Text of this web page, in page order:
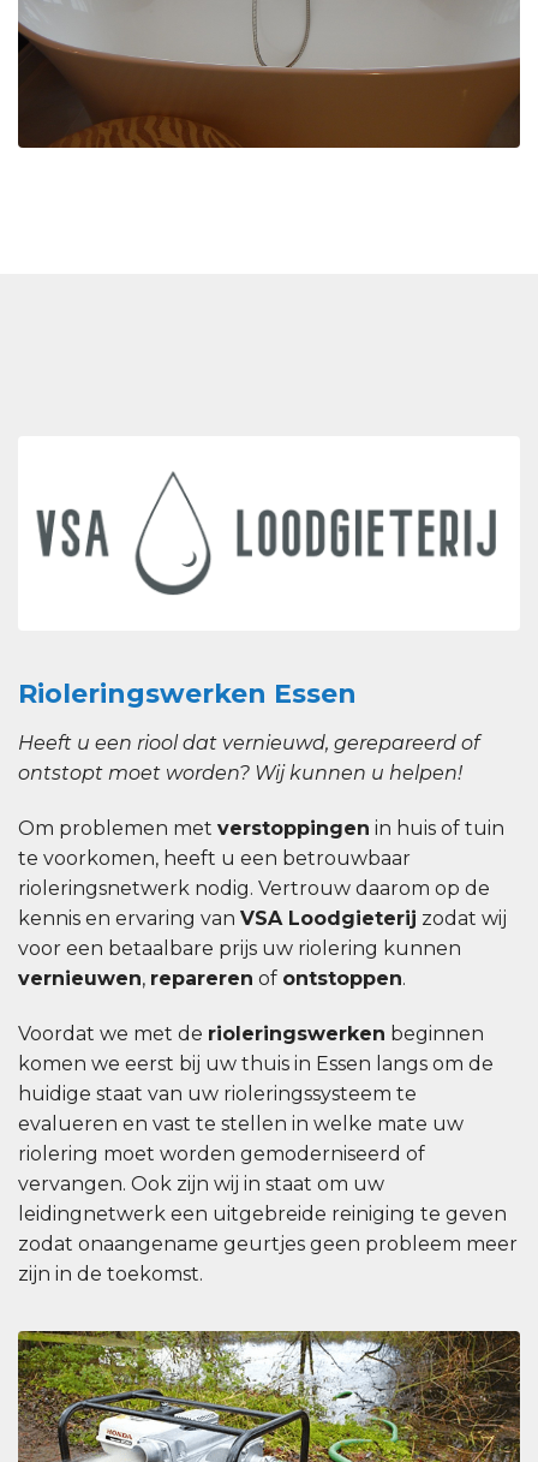
Rioleringswerken Essen
Heeft u een riool dat vernieuwd, gerepareerd of
ontstopt moet worden? Wij kunnen u helpen!
Om problemen met verstoppingen in huis of tuin
te voorkomen, heeft u een betrouwbaar
rioleringsnetwerk nodig. Vertrouw daarom op de
kennis en ervaring van VSA Loodgieterij zodat wij
voor een betaalbare prijs uw riolering kunnen
vernieuwen, repareren of ontstoppen.
Voordat we met de rioleringswerken beginnen
komen we eerst bij uw thuis in Essen langs om de
huidige staat van uw rioleringssysteem te
evalueren en vast te stellen in welke mate uw
riolering moet worden gemoderniseerd of
vervangen. Ook zijn wij in staat om uw
leidingnetwerk een uitgebreide reiniging te geven
zodat onaangename geurtjes geen probleem meer
zijn in de toekomst.